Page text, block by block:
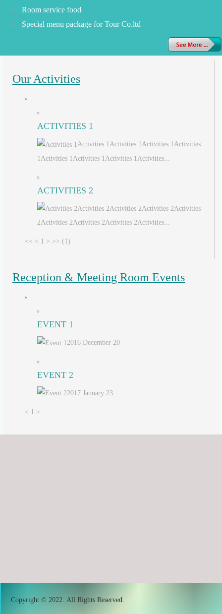
Room service food
Special menu package for Tour Co.ltd
Our Activities
ACTIVITIES 1
Activities 1Activities 1Activities 1Activities
1Activities 1Activities 1Activities 1Activities...
ACTIVITIES 2
Activities 2Activities 2Activities 2Activities
2Activities 2Activities 2Activities 2Activities...
<< < 1 > >> (1)
Reception & Meeting Room Events
EVENT 1
2016 December 20
EVENT 2
2017 January 23
< 1 >
Copyright © 2022. All Rights Reserved.